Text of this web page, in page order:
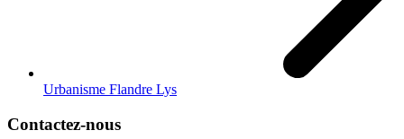
Urbanisme Flandre Lys
Contactez-nous